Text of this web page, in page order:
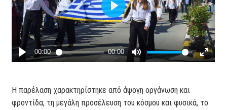
Η παρέλαση χαρακτηρίστηκε από άψογη οργάνωση και
φροντίδα, τη μεγάλη προσέλευση του κόσμου και φυσικά, το